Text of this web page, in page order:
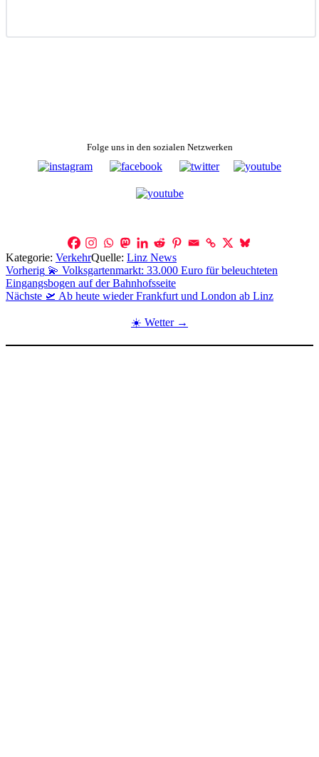
Folge uns in den sozialen Netzwerken
Kategorie: VerkehrQuelle: Linz News
Beitragsnavigation
Vorherig 💫 Volksgartenmarkt: 33.000 Euro für beleuchteten
Eingangsbogen auf der Bahnhofsseite
Nächste 🛫 Ab heute wieder Frankfurt und London ab Linz
☀️ Wetter →